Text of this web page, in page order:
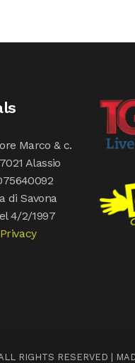
Marco & c.
Alassio
di Savona
4/2/1997
Privacy
RIGHTS RESERVED |